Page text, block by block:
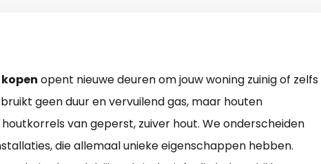
opent nieuwe deuren om jouw woning zuinig of zelfs
geen duur en vervuilend gas, maar houten
van geperst, zuiver hout. We onderscheiden
die allemaal unieke eigenschappen hebben.